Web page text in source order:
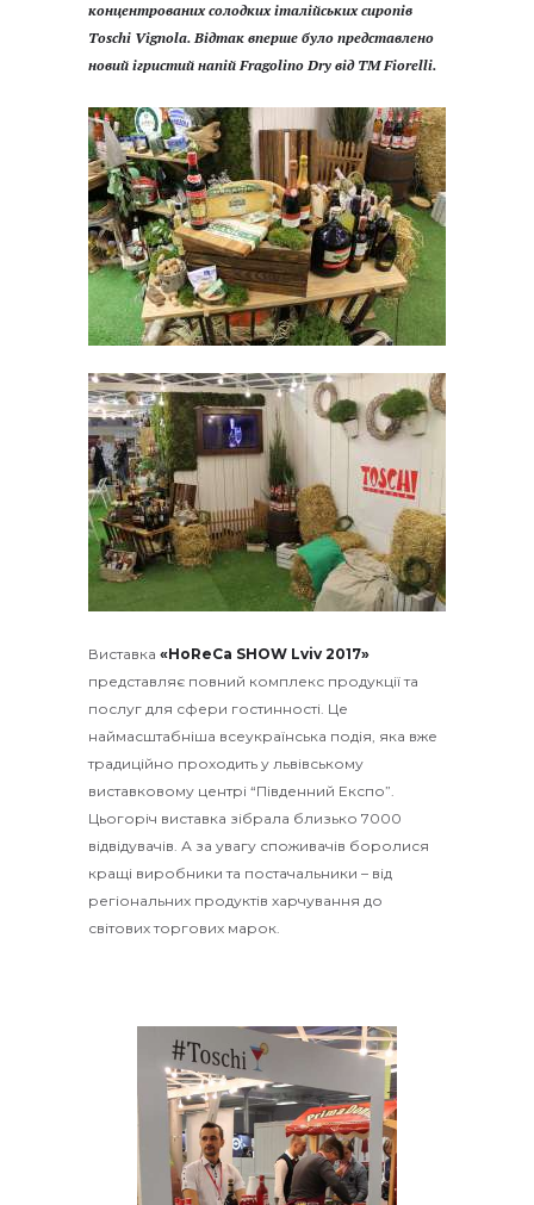
концентрованих солодких італійських сиропів
Toschi Vignola. Відтак вперше було представлено
новий ігристий напій Fragolino Dry від ТМ Fiorelli.
Виставка «HoReCa SHOW Lviv 2017»
представляє повний комплекс продукції та
послуг для сфери гостинності. Це
наймасштабніша всеукраїнська подія, яка вже
традиційно проходить у львівському
виставковому центрі “Південний Експо”.
Цьогоріч виставка зібрала близько 7000
відвідувачів. А за увагу споживачів боролися
кращі виробники та постачальники – від
регіональних продуктів харчування до
світових торгових марок.